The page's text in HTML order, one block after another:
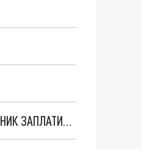
СРОК РЕКОНСТРУКЦИИ КИНОТЕАТРА "ЮБИЛЕЙНЫЙ" В РОСТОВЕ СОРВАН. ВИНОВНИК ЗАПЛАТИТ КРУПНЫЙ ШТРАФ